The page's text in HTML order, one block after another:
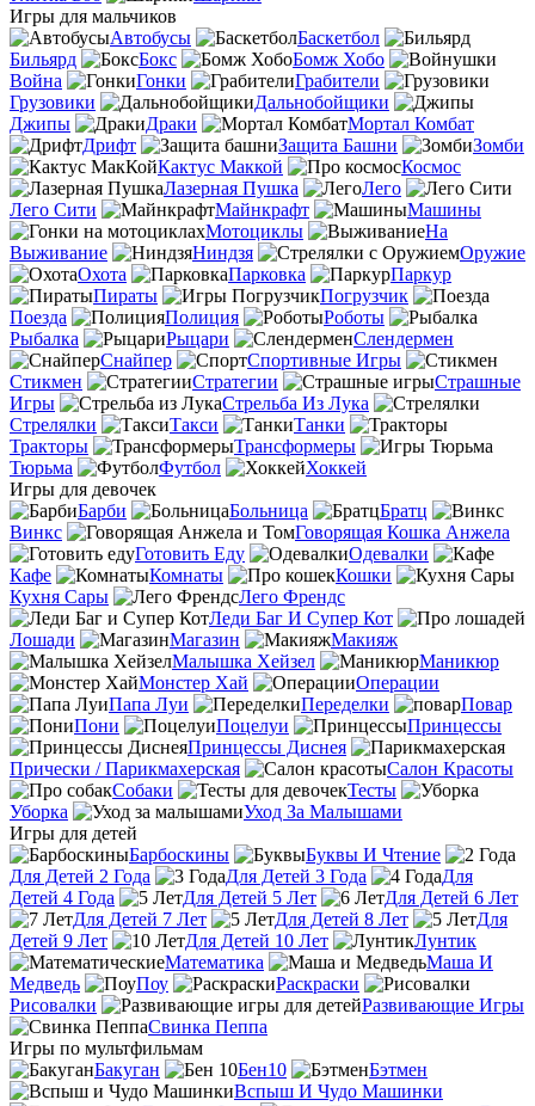
Игры для мальчиков
Автобусы
Баскетбол
Бильярд
Бокс
Бомж Хобо
Война
Гонки
Грабители
Грузовики
Дальнобойщики
Джипы
Драки
Мортал Комбат
Дрифт
Защита Башни
Зомби
Кактус Маккой
Космос
Лазерная Пушка
Лего
Лего Сити
Майнкрафт
Машины
Мотоциклы
На
Выживание
Ниндзя
Оружие
Охота
Парковка
Паркур
Пираты
Погрузчик
Поезда
Полиция
Роботы
Рыбалка
Рыцари
Слендермен
Снайпер
Спортивные Игры
Стикмен
Стратегии
Страшные
Игры
Стрельба Из Лука
Стрелялки
Такси
Танки
Тракторы
Трансформеры
Тюрьма
Футбол
Хоккей
Игры для девочек
Барби
Больница
Братц
Винкс
Говорящая Кошка Анжела
Готовить Еду
Одевалки
Кафе
Комнаты
Кошки
Кухня Сары
Лего Френдс
Леди Баг И Супер Кот
Лошади
Магазин
Макияж
Малышка Хейзел
Маникюр
Монстер Хай
Операции
Папа Луи
Переделки
Повар
Пони
Поцелуи
Принцессы
Принцессы Диснея
Прически / Парикмахерская
Салон Красоты
Собаки
Тесты
Уборка
Уход За Малышами
Игры для детей
Барбоскины
Буквы И Чтение
Для Детей 2 Года
Для Детей 3 Года
Для
Детей 4 Года
Для Детей 5 Лет
Для Детей 6 Лет
Для Детей 7 Лет
Для Детей 8 Лет
Для
Детей 9 Лет
Для Детей 10 Лет
Лунтик
Математика
Маша И
Медведь
Поу
Раскраски
Рисовалки
Развивающие Игры
Свинка Пеппа
Игры по мультфильмам
Бакуган
Бен10
Бэтмен
Вспыш И Чудо Машинки